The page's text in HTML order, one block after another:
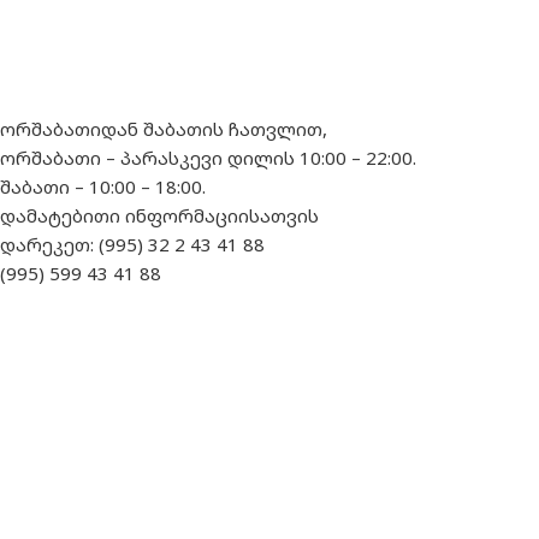
ორშაბათიდან შაბათის ჩათვლით,
ორშაბათი – პარასკევი დილის 10:00 – 22:00.
შაბათი – 10:00 – 18:00.
დამატებითი ინფორმაციისათვის
დარეკეთ: (995) 32 2 43 41 88
(995) 599 43 41 88